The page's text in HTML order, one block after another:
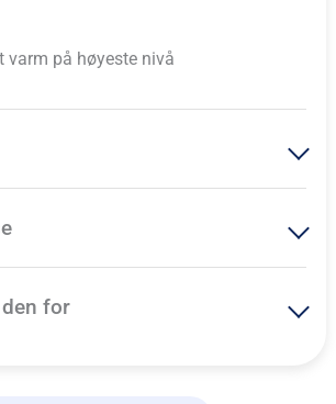
varm på høyeste nivå
for